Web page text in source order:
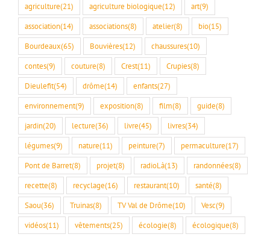
agriculture(21) agriculture biologique(12) art(9)
association(14) associations(8) atelier(8) bio(15)
Bourdeaux(65) Bouvières(12) chaussures(10)
contes(9) couture(8) Crest(11) Crupies(8)
Dieulefit(54) drôme(14) enfants(27)
environnement(9) exposition(8) film(8) guide(8)
jardin(20) lecture(36) livre(45) livres(34)
légumes(9) nature(11) peinture(7) permaculture(17)
Pont de Barret(8) projet(8) radioLà(13) randonnées(8)
recette(8) recyclage(16) restaurant(10) santé(8)
Saou(36) Truinas(8) TV Val de Drôme(10) Vesc(9)
vidéos(11) vêtements(25) écologie(8) écologique(8)